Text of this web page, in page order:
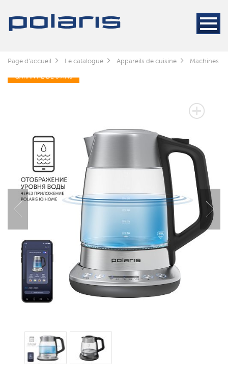
Page d'accueil Le catalogue Appareils de cuisine Machines à
GARANTIE DE 3 ANS